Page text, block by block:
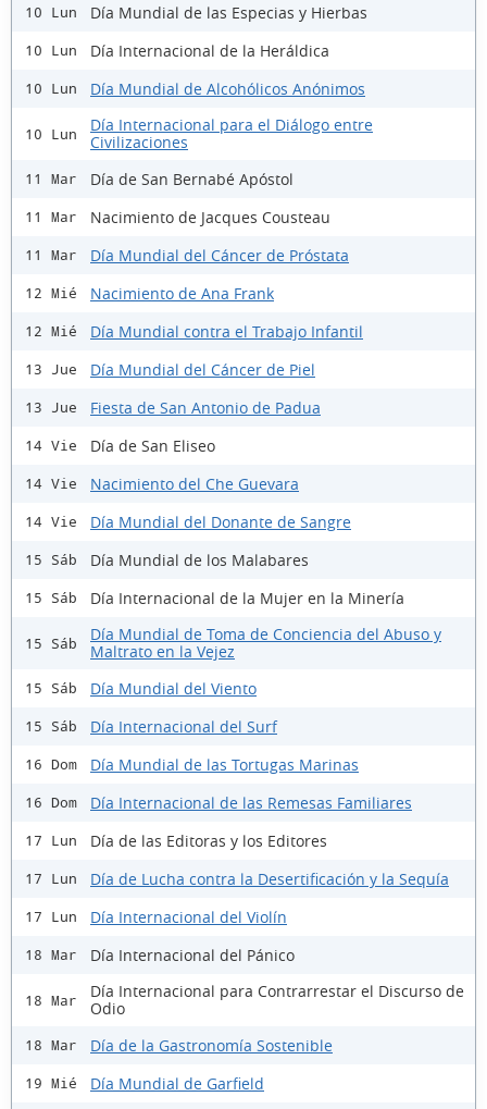
10 Lun Día Mundial de las Especias y Hierbas
10 Lun Día Internacional de la Heráldica
10 Lun Día Mundial de Alcohólicos Anónimos
10 Lun
Día Internacional para el Diálogo entre
Civilizaciones
11 Mar Día de San Bernabé Apóstol
11 Mar Nacimiento de Jacques Cousteau
11 Mar Día Mundial del Cáncer de Próstata
12 Mié Nacimiento de Ana Frank
12 Mié Día Mundial contra el Trabajo Infantil
13 Jue Día Mundial del Cáncer de Piel
13 Jue Fiesta de San Antonio de Padua
14 Vie Día de San Eliseo
14 Vie Nacimiento del Che Guevara
14 Vie Día Mundial del Donante de Sangre
15 Sáb Día Mundial de los Malabares
15 Sáb Día Internacional de la Mujer en la Minería
15 Sáb
Día Mundial de Toma de Conciencia del Abuso y
Maltrato en la Vejez
15 Sáb Día Mundial del Viento
15 Sáb Día Internacional del Surf
16 Dom Día Mundial de las Tortugas Marinas
16 Dom Día Internacional de las Remesas Familiares
17 Lun Día de las Editoras y los Editores
17 Lun Día de Lucha contra la Desertificación y la Sequía
17 Lun Día Internacional del Violín
18 Mar Día Internacional del Pánico
18 Mar
Día Internacional para Contrarrestar el Discurso de
Odio
18 Mar Día de la Gastronomía Sostenible
19 Mié Día Mundial de Garfield